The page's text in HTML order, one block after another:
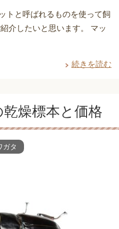
トと呼ばれるものを使って飼
介したいと思います。 マッ
続きを読む
燥標本と価格
ガタ